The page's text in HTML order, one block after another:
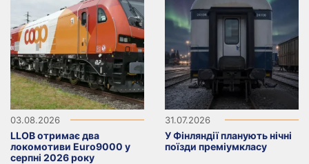
03.08.2026
LLOB отримає два
локомотиви Euro9000 у
серпні 2026 року
31.07.2026
У Фінляндії планують нічні
поїзди преміумкласу